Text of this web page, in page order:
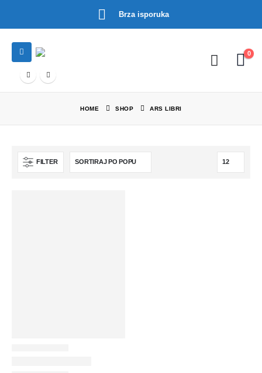
Brza isporuka
0
HOME SHOP ARS LIBRI
FILTER